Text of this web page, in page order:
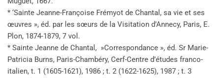
* ‘Sainte Jeanne-Françoise Frémyot de Chantal, sa vie et ses
œuvres », éd. par les sœurs de la Visitation d’Annecy, Paris, E.
Plon, 1874-1879, 7 vol.
* Sainte Jeanne de Chantal, »Correspondance », éd. Sr Marie-
Patricia Burns, Paris-Chambéry, Cerf-Centre d’études franco-
italien, t. 1 (1605-1621), 1986 ; t. 2 (1622-1625), 1987 ; t. 3